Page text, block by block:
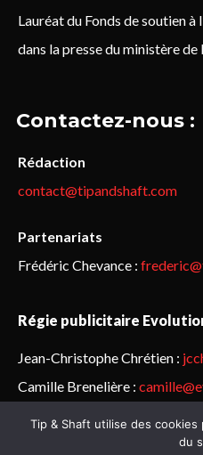
Lauréat du Fonds de soutien à
dans la presse du ministère de
Contactez-nous :
Rédaction
contact@tipandshaft.com
Partenariats
Frédéric Chevance :
Régie publicitaire
Jean-Christophe Chrétien :
Camille Brenelière :
© Sailorz 2015-2025. Tous
Tip & Shaft utilise des
du